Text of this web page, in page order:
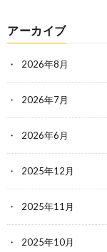
アーカイブ
2026年8月
2026年7月
2026年6月
2025年12月
2025年11月
2025年10月